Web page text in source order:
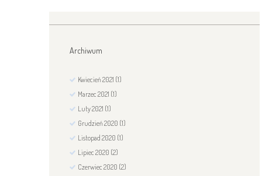
Archiwum
Kwiecień2021 (1)
Marzec2021 (1)
Luty2021 (1)
Grudzień2020 (1)
Listopad2020 (1)
Lipiec2020 (2)
Czerwiec2020 (2)